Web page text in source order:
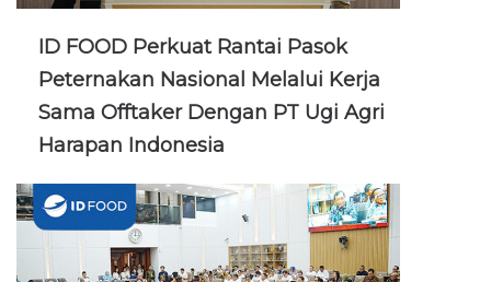
ID FOOD Perkuat Rantai Pasok
Peternakan Nasional Melalui Kerja
Sama Offtaker Dengan PT Ugi Agri
Harapan Indonesia